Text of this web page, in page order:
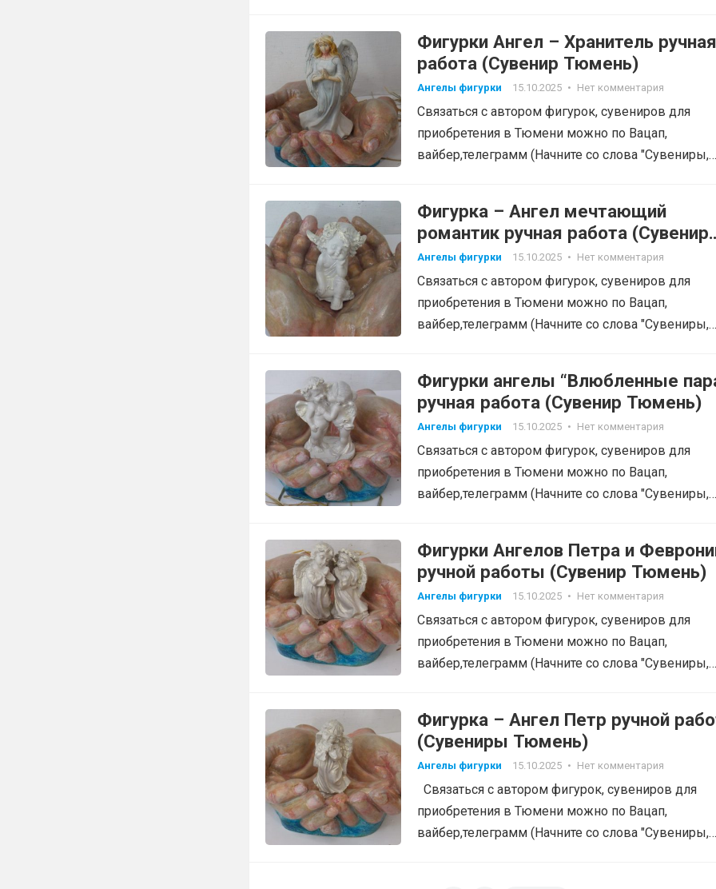
Фигурки Ангел – Хранитель ручная
работа (Сувенир Тюмень)
Ангелы фигурки 15.10.2025 • Нет комментария
Связаться с автором фигурок, сувениров для
приобретения в Тюмени можно по Вацап,
вайбер,телеграмм (Начните со слова "Сувениры,
Фигурка – Ангел мечтающий
романтик ручная работа (Сувенир
Тюмень)
Ангелы фигурки 15.10.2025 • Нет комментария
Связаться с автором фигурок, сувениров для
приобретения в Тюмени можно по Вацап,
вайбер,телеграмм (Начните со слова "Сувениры,
Фигурки ангелы “Влюбленные
ручная работа (Сувенир Тюмень)
Ангелы фигурки 15.10.2025 • Нет комментария
Связаться с автором фигурок, сувениров для
приобретения в Тюмени можно по Вацап,
вайбер,телеграмм (Начните со слова "Сувениры,
Фигурки Ангелов Петра и
ручной работы (Сувенир Тюмень)
Ангелы фигурки 15.10.2025 • Нет комментария
Связаться с автором фигурок, сувениров для
приобретения в Тюмени можно по Вацап,
вайбер,телеграмм (Начните со слова "Сувениры,
Фигурка – Ангел Петр ручной
(Сувениры Тюмень)
Ангелы фигурки 15.10.2025 • Нет комментария
Связаться с автором фигурок, сувениров для
приобретения в Тюмени можно по Вацап,
вайбер,телеграмм (Начните со слова "Сувениры,